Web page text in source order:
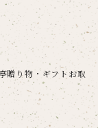
贈り物・ギフトお取